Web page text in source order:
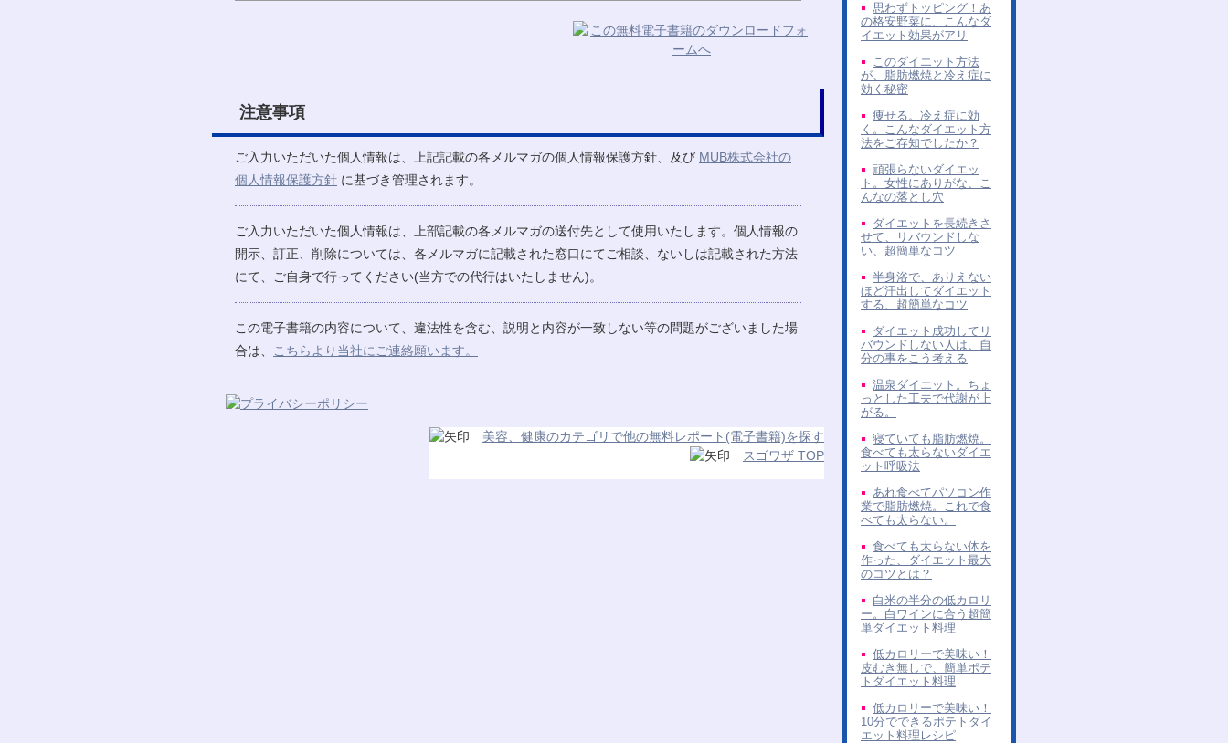
注意事項
ご入力いただいた個人情報は、上記記載の各メルマガの個人情報保護方針、及び MUB株式会社の
個人情報保護方針 に基づき管理されます。
ご入力いただいた個人情報は、上部記載の各メルマガの送付先として使用いたします。個人情報の
開示、訂正、削除については、各メルマガに記載された窓口にてご相談、ないしは記載された方法
にて、ご自身で行ってください(当方での代行はいたしません)。
この電子書籍の内容について、違法性を含む、説明と内容が一致しない等の問題がございました場
合は、
こちらより当社にご連絡願います。
美容、健康のカテゴリで他の無料レポート(電子書籍)を探す
スゴワザ TOP
思わずトッピング！あ
の格安野菜に、こんなダ
イエット効果がアリ
このダイエット方法
が、脂肪燃焼と冷え症に
効く秘密
痩せる。冷え症に効
く。こんなダイエット方
法をご存知でしたか？
頑張らないダイエッ
ト。女性にありがな、こ
んなの落とし穴
ダイエットを長続きさ
せて、リバウンドしな
い、超簡単なコツ
半身浴で、ありえない
ほど汗出してダイエット
する、超簡単なコツ
ダイエット成功してリ
バウンドしない人は、自
分の事をこう考える
温泉ダイエット。ちょ
っとした工夫で代謝が上
がる。
寝ていても脂肪燃焼。
食べても太らないダイエ
ット呼吸法
あれ食べてパソコン作
業で脂肪燃焼。これで食
べても太らない。
食べても太らない体を
作った、ダイエット最大
のコツとは？
白米の半分の低カロリ
ー。白ワインに合う超簡
単ダイエット料理
低カロリーで美味い！
皮むき無しで、簡単ポテ
トダイエット料理
低カロリーで美味い！
10分でできるポテトダイ
エット料理レシピ